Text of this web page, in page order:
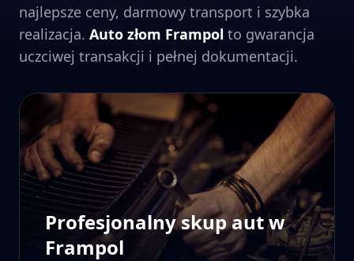
najlepsze ceny, darmowy transport i szybka
realizacja. Auto złom Frampol to gwarancja
uczciwej transakcji i pełnej dokumentacji.
Profesjonalny skup aut w
Frampol